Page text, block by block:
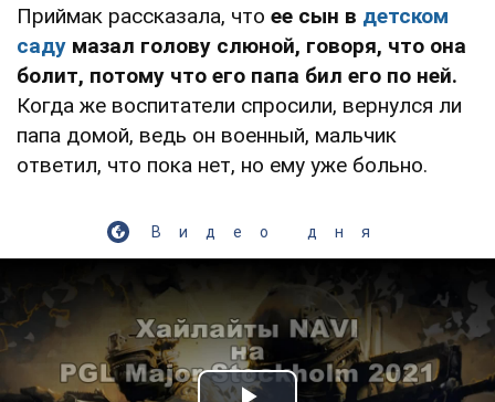
Приймак рассказала, что ее сын в детском
саду мазал голову слюной, говоря, что она
болит, потому что его папа бил его по ней.
Когда же воспитатели спросили, вернулся ли
папа домой, ведь он военный, мальчик
ответил, что пока нет, но ему уже больно.
Видео дня